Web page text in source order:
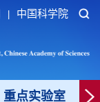
中国科学院
重点实验室